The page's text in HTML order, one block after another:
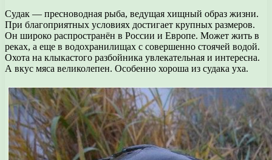
Судак — пресноводная рыба, ведущая хищный образ жизни.
При благоприятных условиях достигает крупных размеров.
Он широко распространён в России и Европе. Может жить в
реках, а еще в водохранилищах с совершенно стоячей водой.
Охота на клыкастого разбойника увлекательная и интересна.
А вкус мяса великолепен. Особенно хороша из судака уха.